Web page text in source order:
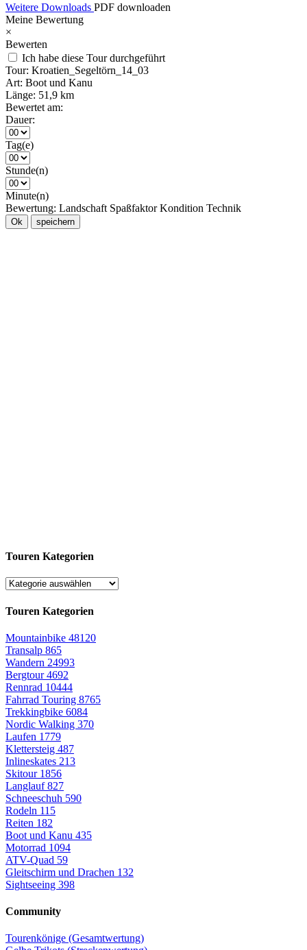
Weitere Downloads PDF downloaden
Meine Bewertung
×
Bewerten
Ich habe diese Tour durchgeführt
Tour: Kroatien_Segeltörn_14_03
Art: Boot und Kanu
Länge: 51,9 km
Bewertet am:
Dauer:
Tag(e)
Stunde(n)
Minute(n)
Bewertung: Landschaft Spaßfaktor Kondition Technik
Ok speichern
Touren Kategorien
Touren Kategorien
Mountainbike 48120
Transalp 865
Wandern 24993
Bergtour4692
Rennrad 10444
Fahrrad Touring 8765
Trekkingbike 6084
Nordic Walking 370
Laufen 1779
Klettersteig 487
Inlineskates 213
Skitour 1856
Langlauf827
Schneeschuh 590
Rodeln 115
Reiten 182
Boot und Kanu 435
Motorrad 1094
ATV-Quad 59
Gleitschirm und Drachen 132
Sightseeing 398
Community
Tourenkönige (Gesamtwertung)